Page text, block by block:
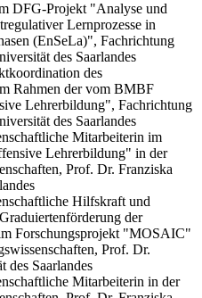
DFG-Projekt "Analyse und
Lernprozesse in
(EnSeLa)", Fachrichtung
des Saarlandes
des
Rahmen der vom BMBF
Lehrerbildung", Fachrichtung
des Saarlandes
Mitarbeiterin im
Lehrerbildung" in der
Prof. Dr. Franziska
Hilfskraft und
der
Forschungsprojekt "MOSAIC"
Prof. Dr.
des Saarlandes
Mitarbeiterin in der